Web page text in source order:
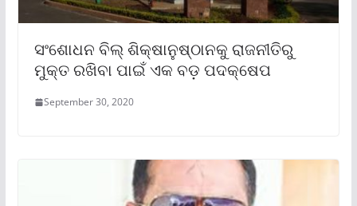
ସଂଶୋଧନ ବିଲ୍ ଶିକ୍ଷାନୁଷ୍ଠାନକୁ ରାଜନୀତିରୁ
ମୁକ୍ତ ରଖିବା ପାଇଁ ଏକ ବଡ଼ ପଦକ୍ଷେପ
September 30, 2020